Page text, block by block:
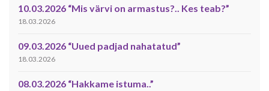
10.03.2026 “Mis värvi on armastus?.. Kes teab?”
18.03.2026
09.03.2026 “Uued padjad nahatatud”
18.03.2026
08.03.2026 “Hakkame istuma..”